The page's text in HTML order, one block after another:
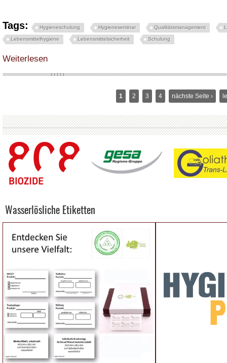
Tags: Hygieneschulung Hygieneseminar Qualitätsmanagement
Lebensmittelhygiene Lebensmittelsicherheit Schulung
Weiterlesen
1 2 3 4 nächste Seite ›
Wasserlösliche Etiketten